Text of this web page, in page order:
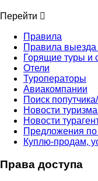
Перейти
Правила
Правила выезда
Горящие туры и
Отели
Туроператоры
Авиакомпании
Поиск
Новости
Новости
Предложения
Куплю-продам,
Права доступа